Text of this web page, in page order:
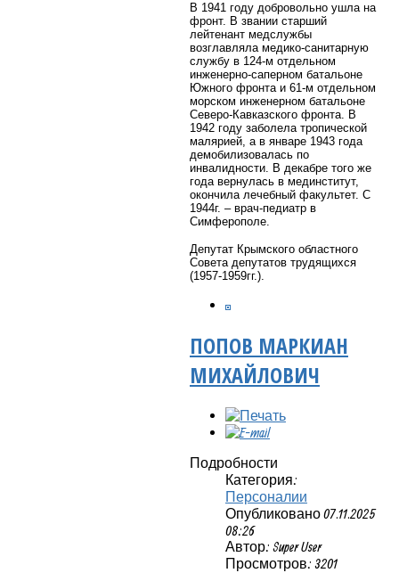
В 1941 году добровольно ушла на
фронт. В звании старший
лейтенант медслужбы
возглавляла медико-санитарную
службу в 124-м отдельном
инженерно-саперном батальоне
Южного фронта и 61-м отдельном
морском инженерном батальоне
Северо-Кавказского фронта. В
1942 году заболела тропической
малярией, а в январе 1943 года
демобилизовалась по
инвалидности. В декабре того же
года вернулась в мединститут,
окончила лечебный факультет. С
1944г. – врач-педиатр в
Симферополе.
Депутат Крымского областного
Совета депутатов трудящихся
(1957-1959гг.).
ПОПОВ МАРКИАН
МИХАЙЛОВИЧ
Подробности
Категория:
Персоналии
Опубликовано 07.11.2025
08:26
Автор: Super User
Просмотров: 3201